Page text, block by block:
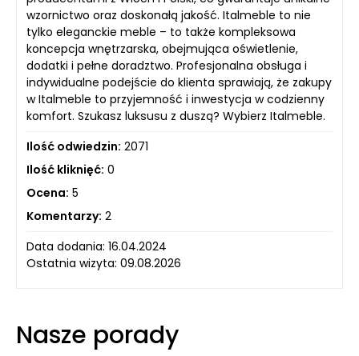
wzornictwo oraz doskonałą jakość. Italmeble to nie
tylko eleganckie meble – to także kompleksowa
koncepcja wnętrzarska, obejmująca oświetlenie,
dodatki i pełne doradztwo. Profesjonalna obsługa i
indywidualne podejście do klienta sprawiają, że zakupy
w Italmeble to przyjemność i inwestycja w codzienny
komfort. Szukasz luksusu z duszą? Wybierz Italmeble.
Ilość odwiedzin: 2071
Ilość kliknięć: 0
Ocena: 5
Komentarzy: 2
Data dodania: 16.04.2024
Ostatnia wizyta: 09.08.2026
Nasze porady